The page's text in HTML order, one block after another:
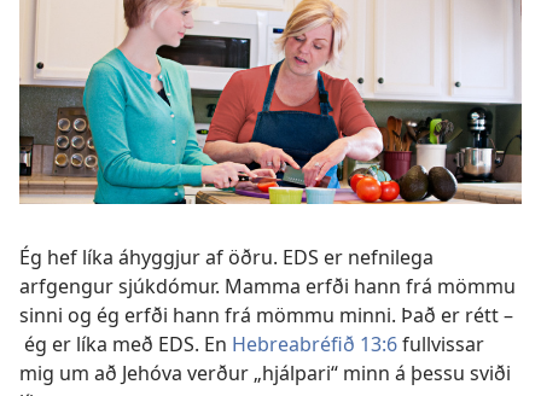
Ég hef líka áhyggjur af öðru. EDS er nefnilega
arfgengur sjúkdómur. Mamma erfði hann frá mömmu
sinni og ég erfði hann frá mömmu minni. Það er rétt –
ég er líka með EDS. En Hebreabréfið 13:6fullvissar
mig um að Jehóva verður „hjálpari“ minn á þessu sviði